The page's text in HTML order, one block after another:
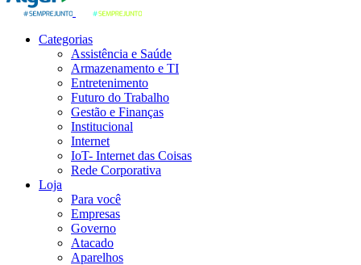
Categorias
Assistência e Saúde
Armazenamento e TI
Entretenimento
Futuro do Trabalho
Gestão e Finanças
Institucional
Internet
IoT- Internet das Coisas
Rede Corporativa
Loja
Para você
Empresas
Governo
Atacado
Aparelhos